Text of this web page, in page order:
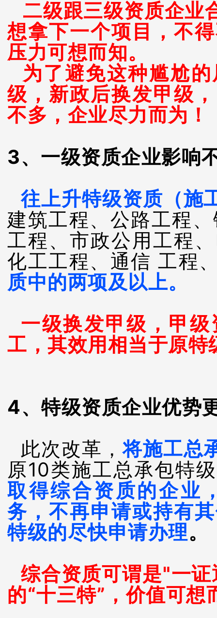
二级跟三级资质企业
想拿下一个项目，不
压力可想而知。
为了避免这种尴尬
级，新政后换发甲级
不多，企业尽力而为！
3、一级资质企业影响
往上升特级资质（施
建筑工程、公路工程
工程、市政公用工程
化工工程、通信 工程
质中的两项及以上。
一级换发甲级，甲
工， 其效用相当于原特
4、特级资质企业优势
此次改革，将施工总
原10类施工总承包特
取得综合资质的企业
务，不再申请或持有
特级的尽快申请办理。
综合资质可谓是"一
的“十三特”，价值可想